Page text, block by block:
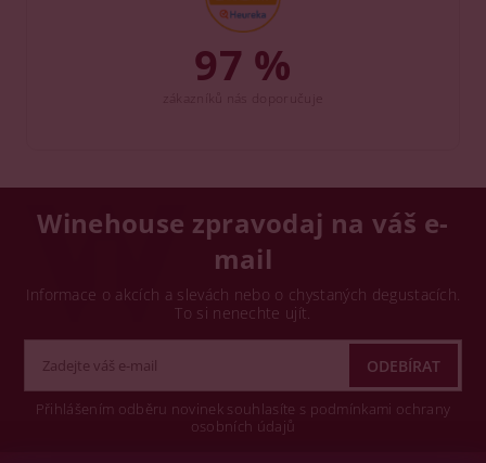
97 %
Winehouse zpravodaj na váš e-
mail
Informace o akcích a slevách nebo o chystaných degustacích.
To si nenechte ujít.
Přihlášením odběru novinek souhlasíte s podmínkami ochrany
osobních údajů